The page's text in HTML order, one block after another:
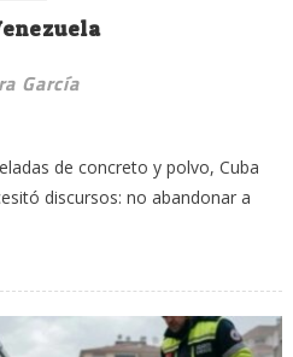
García
de concreto y polvo, Cuba
discursos: no abandonar a